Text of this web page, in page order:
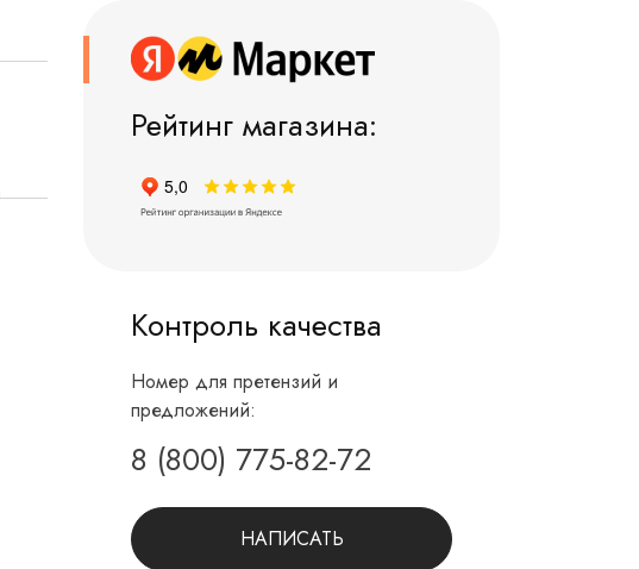
Рейтинг магазина:
Контроль качества
Номер для претензий и
предложений:
8 (800) 775-82-72
НАПИСАТЬ